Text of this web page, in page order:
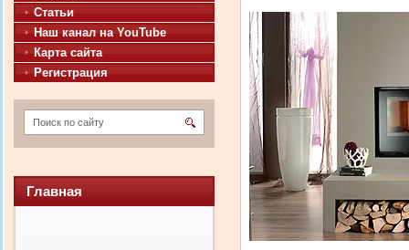
Статьи
Наш канал на YouTube
Карта сайта
Регистрация
Главная